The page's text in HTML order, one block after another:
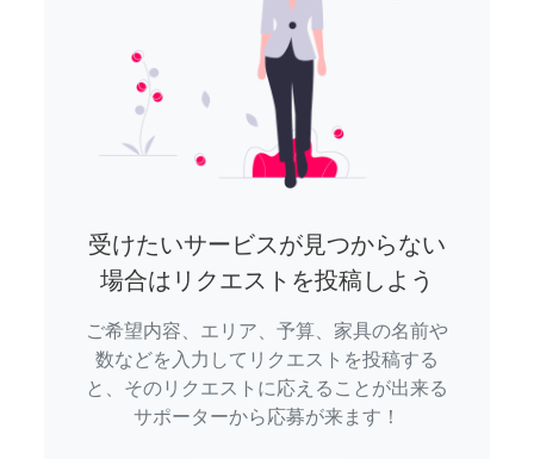
受けたいサービスが見つからない
場合はリクエストを投稿しよう
ご希望内容、エリア、予算、家具の名前や
数などを入力してリクエストを投稿する
と、そのリクエストに応えることが出来る
サポーターから応募が来ます！